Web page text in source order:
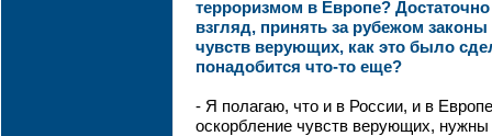
терроризмом в Европе?
взгляд, принять за рубежом
чувств верующих, как это было
понадобится что-то еще?
- Я полагаю, что и в России, и в
оскорбление чувств верующих,